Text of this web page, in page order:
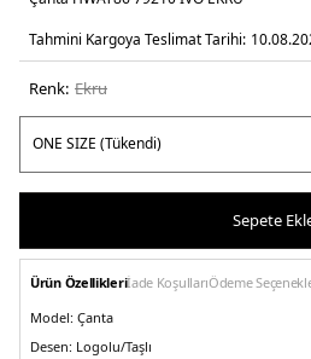
Tahmini Kargoya Teslimat Tarihi:
Renk: ekru
Sepete
Ürün Özellikleriİade KoşullarıÖdeme
Model: Çanta
Desen: Logolu/Taşlı